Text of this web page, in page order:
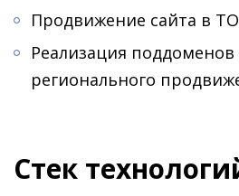
Продвижение сайта в
Реализация поддоменов
регионального
Стек